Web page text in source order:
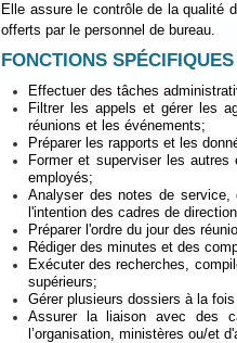
Elle assure le contrôle de la qualité
offerts par le personnel de bureau.
FONCTIONS SPÉCIFIQUES
Effectuer des tâches
Filtrer les appels et gérer les
réunions et les événements;
Préparer les rapports et les
Former et superviser les
employés;
Analyser des notes de
l'intention des cadres de
Préparer l'ordre du jour des
Rédiger des minutes et des
Exécuter des recherches,
supérieurs;
Gérer plusieurs dossiers à la
Assurer la liaison avec des
l’organisation, ministères ou/et